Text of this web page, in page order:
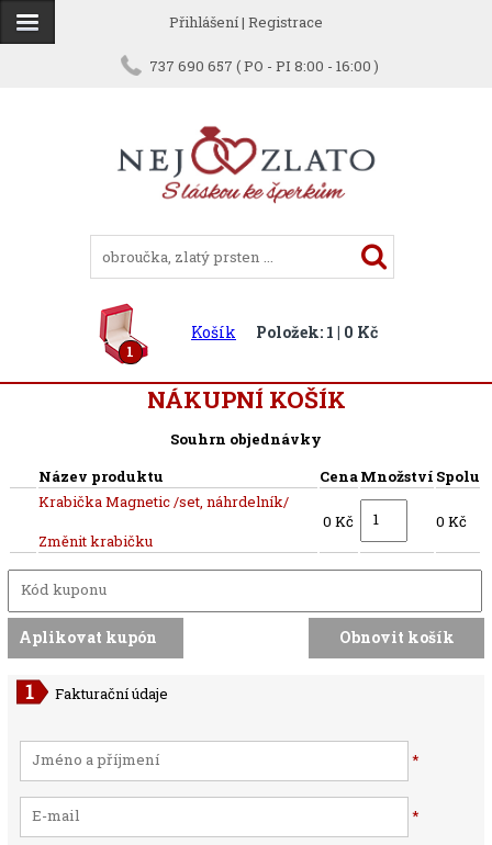
Přihlášení| Registrace
737 690 657 ( PO - PI 8:00 - 16:00 )
1
Košík Položek: 1 | 0 Kč
NÁKUPNÍ KOŠÍK
Souhrn objednávky
Název produktu
CenaMnožství Spolu
Krabička Magnetic /set, náhrdelník/
Změnit krabičku
0 Kč 0 Kč
Fakturační údaje
*
*